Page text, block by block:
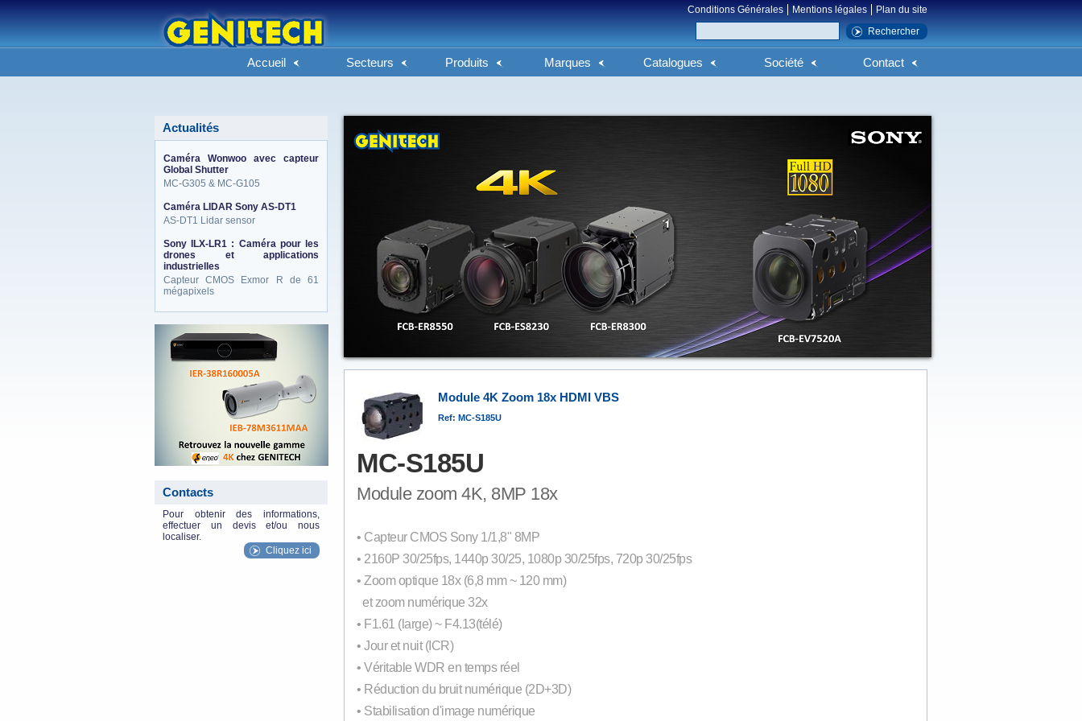
Conditions Générales Mentions légales Plan du site
Accueil Secteurs Produits Marques Catalogues Société Contact
Actualités
Caméra Wonwoo avec capteur
Global Shutter
MC-G305 & MC-G105
Caméra LIDAR Sony AS-DT1
AS-DT1 Lidar sensor
Sony ILX-LR1 : Caméra pour les
drones et applications
industrielles
Capteur CMOS Exmor R de 61
mégapixels
Contacts
Pour obtenir des informations,
effectuer un devis et/ou nous
localiser.
Cliquez ici
Module 4K Zoom 18x HDMI VBS
Ref: MC-S185U
MC-S185U
Module zoom 4K, 8MP 18x
• Capteur CMOS Sony 1/1,8" 8MP
• 2160P 30/25fps, 1440p 30/25, 1080p 30/25fps, 720p 30/25fps
• Zoom optique 18x (6,8 mm ~ 120 mm)
et zoom numérique 32x
• F1.61 (large) ~ F4.13(télé)
• Jour et nuit (ICR)
• Véritable WDR en temps réel
• Réduction du bruit numérique (2D+3D)
• Stabilisation d'image numérique